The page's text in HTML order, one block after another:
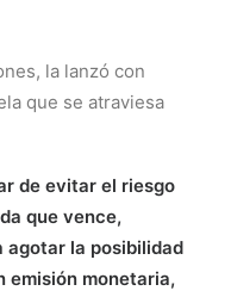
la lanzó con
que se atraviesa
de evitar el riesgo
que vence,
agotar la posibilidad
emisión monetaria,